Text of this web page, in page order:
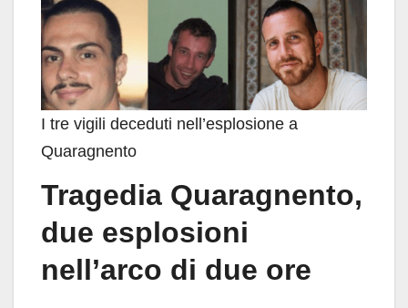
I tre vigili deceduti nell’esplosione a
Quaragnento
Tragedia Quaragnento,
due esplosioni
nell’arco di due ore